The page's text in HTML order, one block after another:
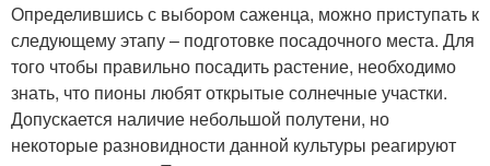
Определившись с выбором саженца, можно приступать к
следующему этапу – подготовке посадочного места. Для
того чтобы правильно посадить растение, необходимо
знать, что пионы любят открытые солнечные участки.
Допускается наличие небольшой полутени, но
некоторые разновидности данной культуры реагируют